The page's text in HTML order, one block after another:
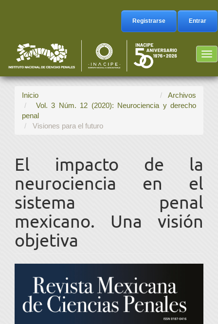
Barra
lateral
Registrarse Entrar
Inicio
Archivos
Vol. 3 Núm. 12 (2020): Neurociencia y derecho
penal
Visiones para el futuro
El impacto de la
neurociencia en el
sistema penal
mexicano. Una visión
objetiva
lateral
del